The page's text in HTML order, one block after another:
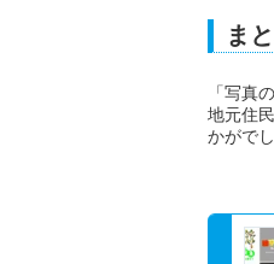
ま
「写真
地元住
かがで